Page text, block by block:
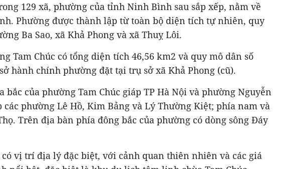
129 xã, phường của tỉnh Ninh Bình sau sắp xếp, nằm về
Phường được thành lập từ toàn bộ diện tích tự nhiên, quy
Ba Sao, xã Khả Phong và xã Thuỵ Lôi.
Tam Chúc có tổng diện tích 46,56 km2 và quy mô dân số
hành chính phường đặt tại trụ sở xã Khả Phong (cũ).
bắc của phường Tam Chúc giáp TP Hà Nội và phường Nguyễn
các phường Lê Hồ, Kim Bảng và Lý Thường Kiệt; phía nam và
Trên địa bàn phía đông bắc của phường có dòng sông Đáy
có vị trí địa lý đặc biệt, với cảnh quan thiên nhiên và các giá